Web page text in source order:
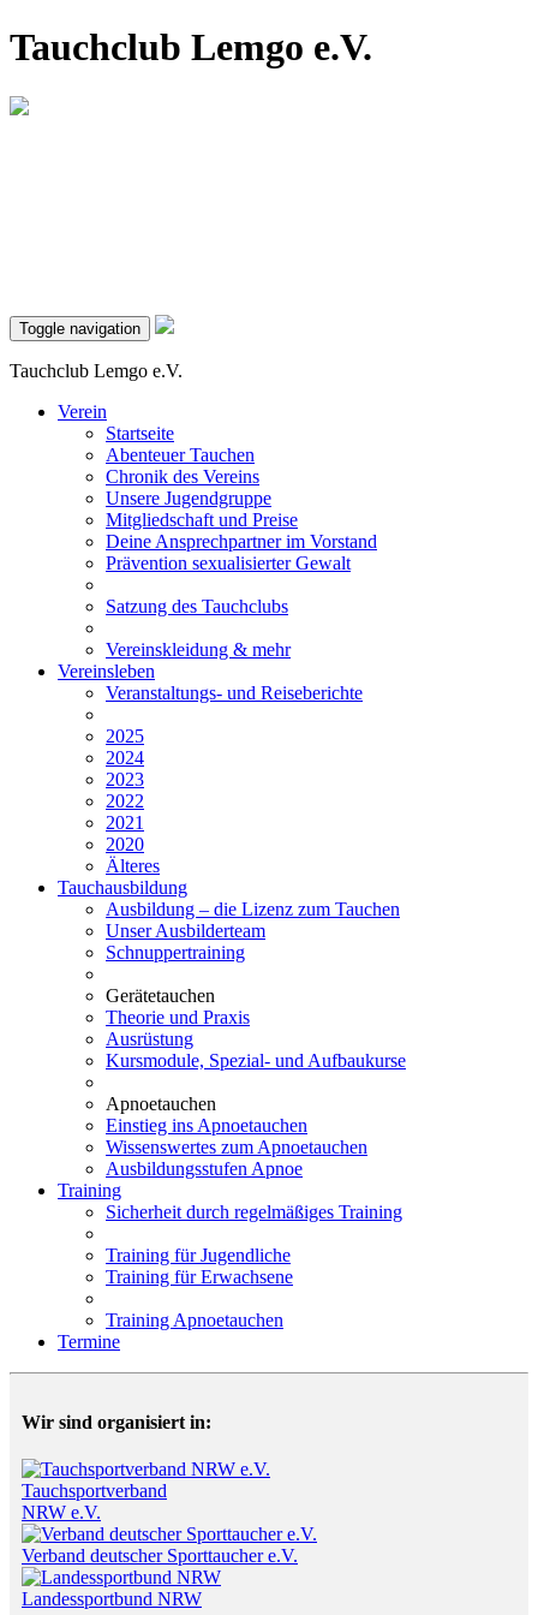
Tauchclub Lemgo e.V.
Toggle navigation
Tauchclub Lemgo e.V.
Verein
Startseite
Abenteuer Tauchen
Chronik des Vereins
Unsere Jugendgruppe
Mitgliedschaft und Preise
Deine Ansprechpartner im Vorstand
Prävention sexualisierter Gewalt
Satzung des Tauchclubs
Vereinskleidung & mehr
Vereinsleben
Veranstaltungs- und Reiseberichte
2025
2024
2023
2022
2021
2020
Älteres
Tauchausbildung
Ausbildung – die Lizenz zum Tauchen
Unser Ausbilderteam
Schnuppertraining
Gerätetauchen
Theorie und Praxis
Ausrüstung
Kursmodule, Spezial- und Aufbaukurse
Apnoetauchen
Einstieg ins Apnoetauchen
Wissenswertes zum Apnoetauchen
Ausbildungsstufen Apnoe
Training
Sicherheit durch regelmäßiges Training
Training für Jugendliche
Training für Erwachsene
Training Apnoetauchen
Termine
Wir sind organisiert in:
Tauchsportverband
NRW e.V.
Verband deutscher Sporttaucher e.V.
Landessportbund NRW